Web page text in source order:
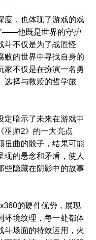
度，也体现了游戏的戏
他既是世界的守护
斗不仅是为了战胜怪
败的世界中寻找自身的
家不仅是在扮演一名勇
选择与救赎的哲学旅
定暗示了未来在游戏中
巫师2》的一大亮点
曲的骰子，结果可能
现的悬念和矛盾，使人
些隐藏在阴影中的故事
的硬件优势，展现
环境纹理，每一处都体
斗场面的特效运用，火